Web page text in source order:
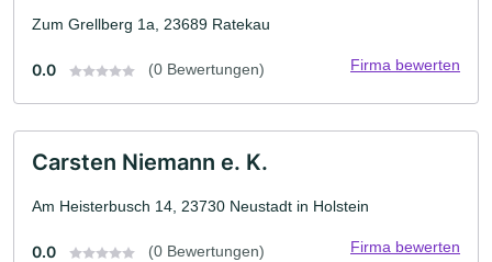
Zum Grellberg 1a, 23689 Ratekau
0.0 (0 Bewertungen) Firma bewerten
Carsten Niemann e. K.
Am Heisterbusch 14, 23730 Neustadt in Holstein
0.0 (0 Bewertungen) Firma bewerten